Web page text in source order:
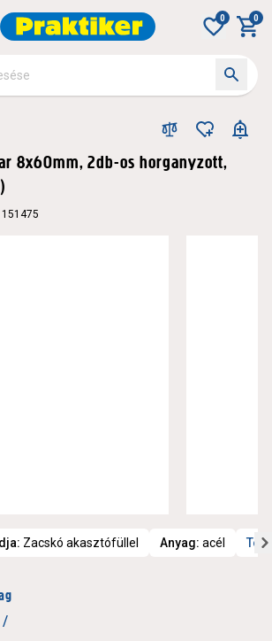
0 0
8x60mm, 2db-os horganyzott,
151475
: Zacskó akasztófüllel Anyag: acél
/